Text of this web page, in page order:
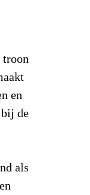
troon
en
de
als